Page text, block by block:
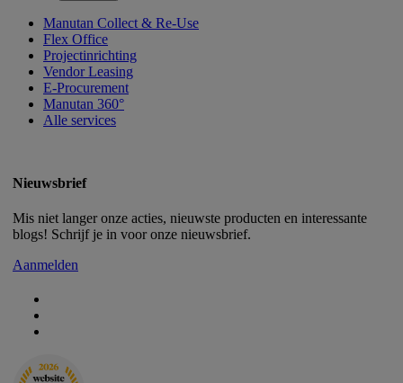
Manutan Collect & Re-Use
Flex Office
Projectinrichting
Vendor Leasing
E-Procurement
Manutan 360°
Alle services
Nieuwsbrief
Mis niet langer onze acties, nieuwste producten en interessante
blogs! Schrijf je in voor onze nieuwsbrief.
Aanmelden